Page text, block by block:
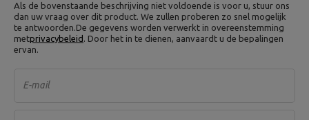
Als de bovenstaande beschrijving niet voldoende is voor u, stuur ons
dan uw vraag over dit product. We zullen proberen zo snel mogelijk
te antwoorden.De gegevens worden verwerkt in overeenstemming
metprivacybeleid . Door het in te dienen, aanvaardt u de bepalingen
ervan.
E-mail